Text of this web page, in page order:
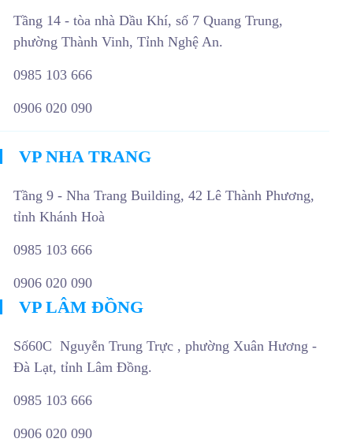
Tầng 14 - tòa nhà Dầu Khí, số 7 Quang Trung,
phường Thành Vinh, Tỉnh Nghệ An.
0985 103 666
0906 020 090
VP NHA TRANG
Tầng 9 - Nha Trang Building, 42 Lê Thành Phương,
tỉnh Khánh Hoà
0985 103 666
0906 020 090
VP LÂM ĐỒNG
Số60C Nguyễn Trung Trực , phường Xuân Hương -
Đà Lạt, tỉnh Lâm Đồng.
0985 103 666
0906 020 090